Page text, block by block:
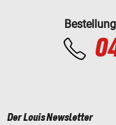
Der Louis Newsletter